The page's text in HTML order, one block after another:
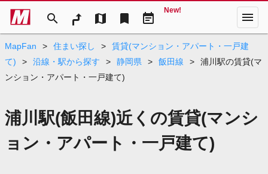
search map bookmark event_note
New! menu
MapFan > 住まい探し >
賃貸(マンション・アパート・一戸建
て)
> 沿線・駅から探す > 静岡県 > 飯田線 >
浦川駅の賃貸(マ
ンション・アパート・一戸建て)
浦川駅(飯田線)近くの賃貸(マンシ
ョン・アパート・一戸建て)